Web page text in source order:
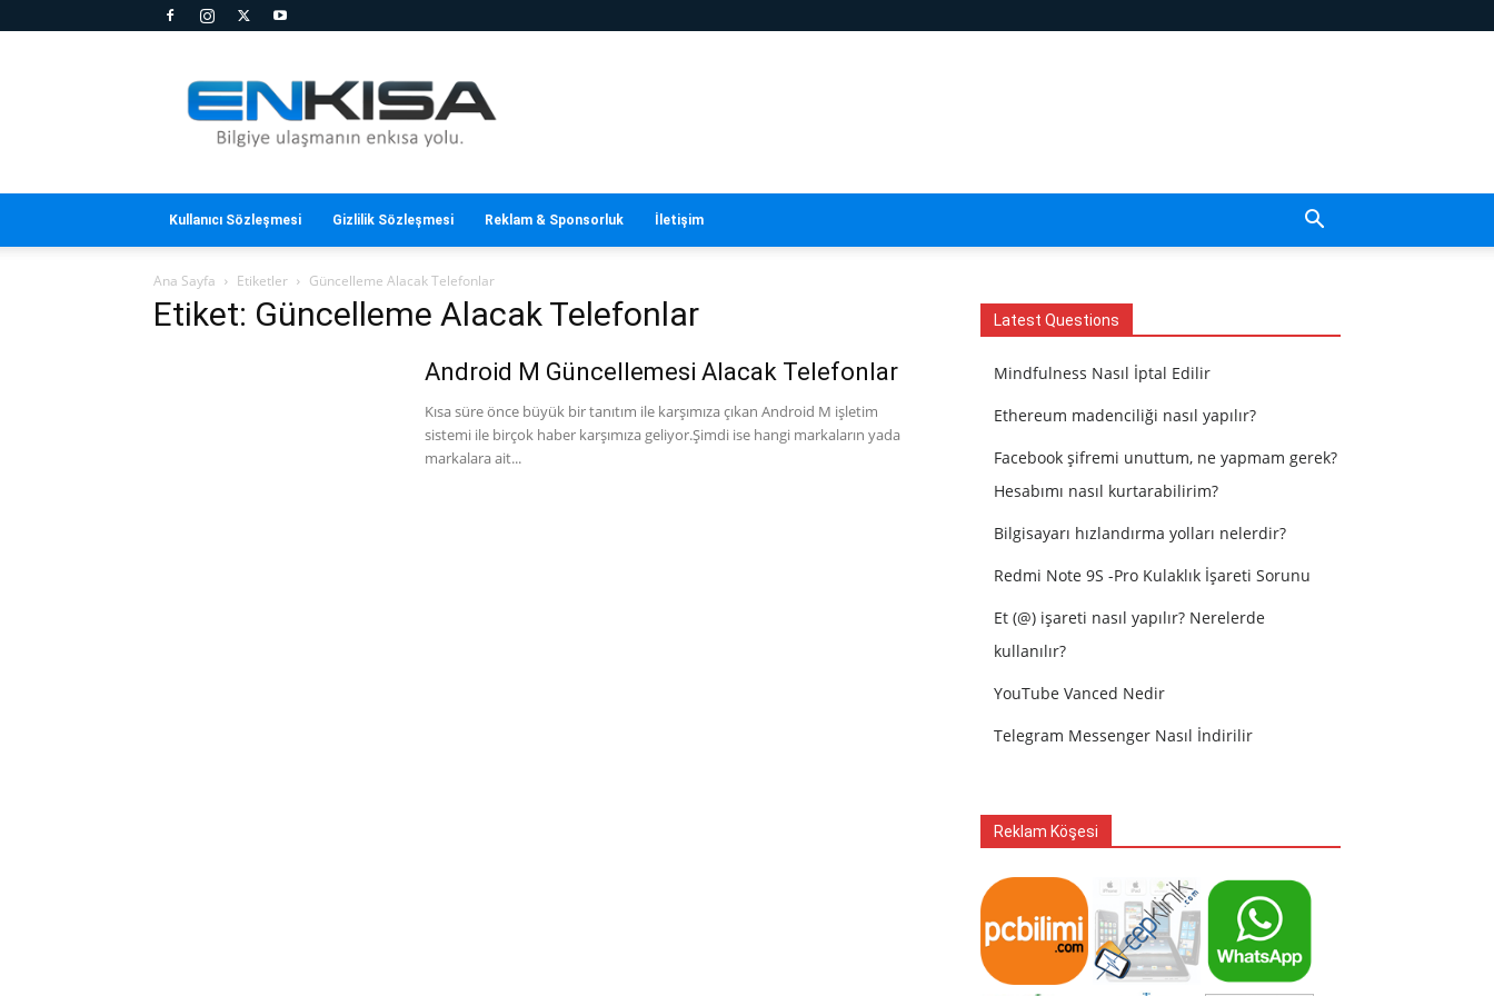
Kısa
Kullanıcı Sözleşmesi Gizlilik Sözleşmesi Reklam & Sponsorluk İletişim
Ana Sayfa Etiketler Güncelleme Alacak Telefonlar
Etiket: Güncelleme Alacak Telefonlar
Android M Güncellemesi Alacak Telefonlar
Kısa süre önce büyük bir tanıtım ile karşımıza çıkan Android M işletim
sistemi ile birçok haber karşımıza geliyor.Şimdi ise hangi markaların yada
markalara ait...
Latest Questions
Mindfulness Nasıl İptal Edilir
Ethereum madenciliği nasıl yapılır?
Facebook şifremi unuttum, ne yapmam gerek?
Hesabımı nasıl kurtarabilirim?
Bilgisayarı hızlandırma yolları nelerdir?
Redmi Note 9S -Pro Kulaklık İşareti Sorunu
Et (@) işareti nasıl yapılır? Nerelerde
kullanılır?
YouTube Vanced Nedir
Telegram Messenger Nasıl İndirilir
Reklam Köşesi